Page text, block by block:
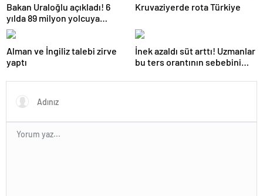
Bakan Uraloğlu açıkladı! 6
yılda 89 milyon yolcuya
hizmet verdi
Kruvaziyerde rota Türkiye
Alman ve İngiliz talebi zirve
yaptı
İnek azaldı süt arttı! Uzmanlar
bu ters orantının sebebini